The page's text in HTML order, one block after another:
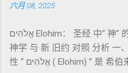
祂的子民得洁净并维系同在。
记》强调他们的洁净、服饰、
司是 圣所的看守者、律法的
败（如拿答与亚比户擅献凡
大体由五部分组成（作者与年
通婚、巨人（尼非利人）的
《比喻/相似喻之书》（37–71
者/义者 ”，刻画末世审判与
六月 08, 2025
אֱלֹהִים Elohim： 圣经 中“ 神” 的 多重 面貌 —— 语 义、 语法、
神学 与 新 旧约 对照 分析 一
性 “ אֱלֹהִים ( Elohim) ” 是 希伯来 圣经 中 最 常用 来 指“ 神” 的